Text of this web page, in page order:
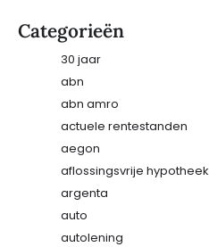
Categorieën
30 jaar
abn
abn amro
actuele rentestanden
aegon
aflossingsvrije hypotheek
argenta
auto
autolening